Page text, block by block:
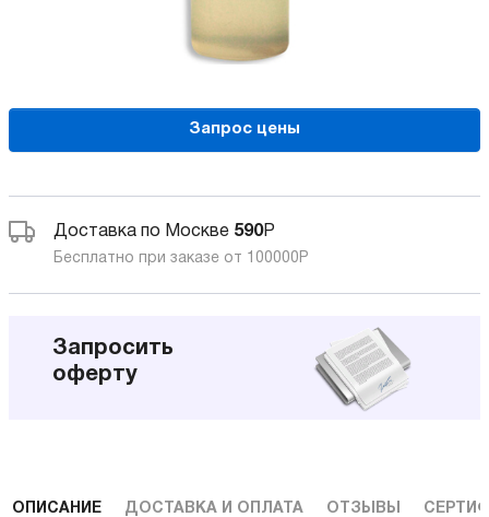
Запрос цены
Доставка по Москве 590Р
Бесплатно при заказе от 100000 Р
Запросить
оферту
ОПИСАНИЕ ДОСТАВКА И ОПЛАТА ОТЗЫВЫ